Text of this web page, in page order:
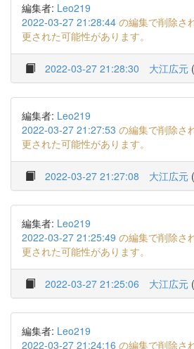
編集者: Leo219
2022-03-27 21:28:44 の編集で削除さ
更された可能性があります。
2022-03-27 21:28:30 大江広元 (
編集者: Leo219
2022-03-27 21:27:53 の編集で削除さ
更された可能性があります。
2022-03-27 21:27:08 大江広元 (
編集者: Leo219
2022-03-27 21:25:49 の編集で削除さ
更された可能性があります。
2022-03-27 21:25:06 大江広元 (
編集者: Leo219
2022-03-27 21:24:16 の編集で削除さ